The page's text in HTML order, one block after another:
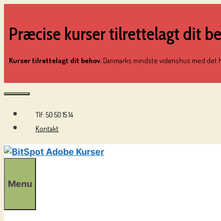
indhold
Præcise kurser tilrettelagt dit
Kurser tilrettelagt dit behov. Danmarks mindste videnshus med det
Menu Tlf: 50 50 15 14
Kontakt
Menu